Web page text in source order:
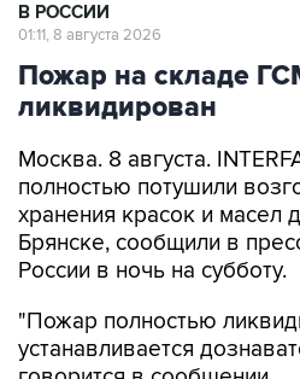
В РОССИИ
01:11, 8 августа 2026
Пожар на складе
ликвидирован
Москва. 8 августа.
полностью потушили
хранения красок и масел
Брянске, сообщили в
России в ночь на субботу.
"Пожар полностью
устанавливается